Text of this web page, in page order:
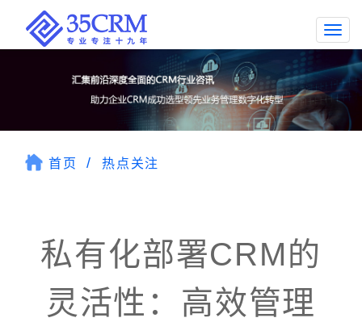
首页 热点关注
私有化部署CRM的
灵活性：高效管理